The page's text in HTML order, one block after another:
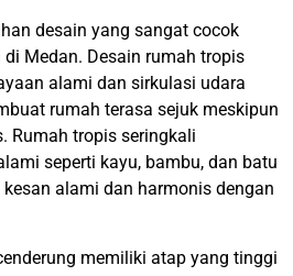
desain yang sangat cocok
Medan. Desain rumah tropis
alami dan sirkulasi udara
rumah terasa sejuk meskipun
Rumah tropis seringkali
seperti kayu, bambu, dan batu
alami dan harmonis dengan
memiliki atap yang tinggi